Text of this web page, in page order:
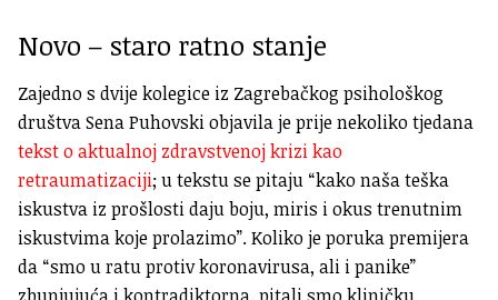
Novo – staro ratno stanje
Zajedno s dvije kolegice iz Zagrebačkog psihološkog
društva Sena Puhovski objavila je prije nekoliko tjedana
tekst o aktualnoj zdravstvenoj krizi kao
retraumatizaciji; u tekstu se pitaju “kako naša teška
iskustva iz prošlosti daju boju, miris i okus trenutnim
iskustvima koje prolazimo”. Koliko je poruka premijera
da “smo u ratu protiv koronavirusa, ali i panike”